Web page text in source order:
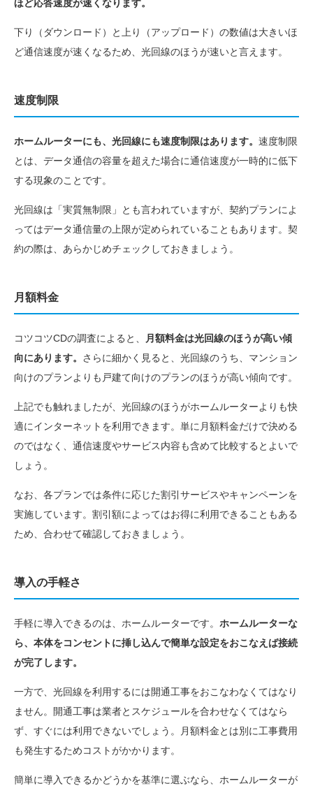
ほど応答速度が速くなります。
下り（ダウンロード）と上り（アップロード）の数値は大きいほ
ど通信速度が速くなるため、光回線のほうが速いと言えます。
速度制限
ホームルーターにも、光回線にも速度制限はあります。 速度制限
とは、データ通信の容量を超えた場合に通信速度が一時的に低下
する現象のことです。
光回線は「実質無制限」とも言われていますが、契約プランによ
ってはデータ通信量の上限が定められていることもあります。契
約の際は、あらかじめチェックしておきましょう。
月額料金
コツコツCDの調査によると、
月額料金は光回線のほうが高い傾
向にあります。 さらに細かく見ると、光回線のうち、マンション
向けのプランよりも戸建て向けのプランのほうが高い傾向です。
上記でも触れましたが、光回線のほうがホームルーターよりも快
適にインターネットを利用できます。単に月額料金だけで決める
のではなく、通信速度やサービス内容も含めて比較するとよいで
しょう。
なお、各プランでは条件に応じた割引サービスやキャンペーンを
実施しています。割引額によってはお得に利用できることもある
ため、合わせて確認しておきましょう。
導入の手軽さ
手軽に導入できるのは、ホームルーターです。 ホームルーターな
ら、本体をコンセントに挿し込んで簡単な設定をおこなえば接続
が完了します。
一方で、光回線を利用するには開通工事をおこなわなくてはなり
ません。開通工事は業者とスケジュールを合わせなくてはなら
ず、すぐには利用できないでしょう。月額料金とは別に工事費用
も発生するためコストがかかります。
簡単に導入できるかどうかを基準に選ぶなら、ホームルーターが